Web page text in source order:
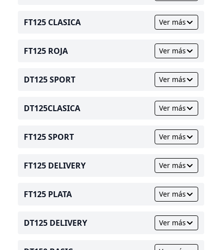
FT125 CLASICA Ver más
FT125 ROJA Ver más
DT125 SPORT Ver más
DT125CLASICA Ver más
FT125 SPORT Ver más
FT125 DELIVERY Ver más
FT125 PLATA Ver más
DT125 DELIVERY Ver más